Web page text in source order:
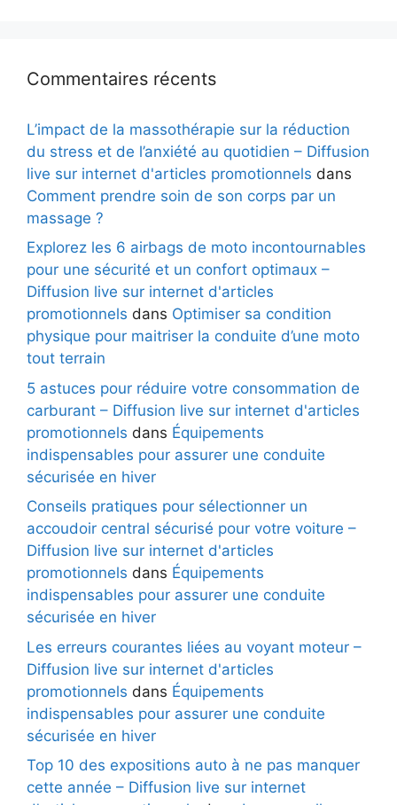
Commentaires récents
L’impact de la massothérapie sur la réduction
du stress et de l’anxiété au quotidien – Diffusion
live sur internet d'articles promotionnels dans
Comment prendre soin de son corps par un
massage ?
Explorez les 6 airbags de moto incontournables
pour une sécurité et un confort optimaux –
Diffusion live sur internet d'articles
promotionnels dans Optimiser sa condition
physique pour maitriser la conduite d’une moto
tout terrain
5 astuces pour réduire votre consommation de
carburant – Diffusion live sur internet d'articles
promotionnels dans Équipements
indispensables pour assurer une conduite
sécurisée en hiver
Conseils pratiques pour sélectionner un
accoudoir central sécurisé pour votre voiture –
Diffusion live sur internet d'articles
promotionnels dans Équipements
indispensables pour assurer une conduite
sécurisée en hiver
Les erreurs courantes liées au voyant moteur –
Diffusion live sur internet d'articles
promotionnels dans Équipements
indispensables pour assurer une conduite
sécurisée en hiver
Top 10 des expositions auto à ne pas manquer
cette année – Diffusion live sur internet